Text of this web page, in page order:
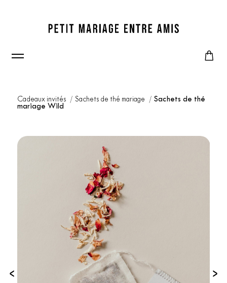
Cadeaux invités Sachets de thé mariage
Sachets de thé
mariage Wild
‹ ›